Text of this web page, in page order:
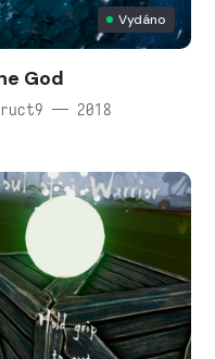
Vydáno
God
— 2018